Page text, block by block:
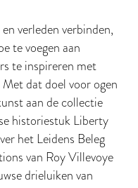
verleden verbinden,
te voegen aan
te inspireren met
dat doel voor ogen
aan de collectie
historiestuk Liberty
het Leidens Beleg
van Roy Villevoye
drieluiken van